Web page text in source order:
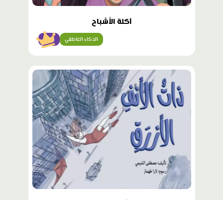
آكلة الأشباح
متقن الذكاء العاطفي
محتوى